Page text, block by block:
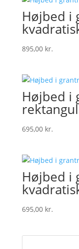
Højbed i
895,00 kr.
Højbed i
695,00 kr.
Højbed i
695,00 kr.